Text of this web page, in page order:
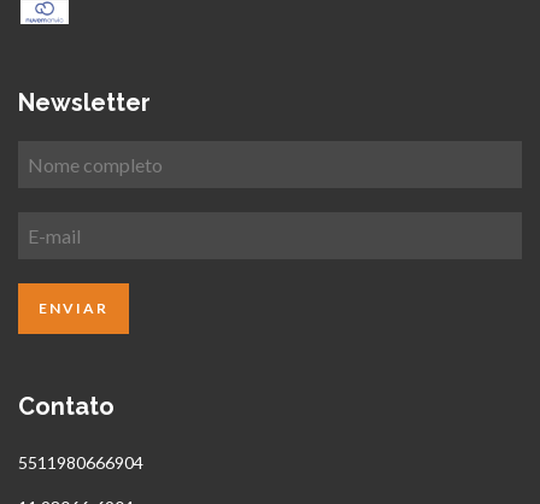
Newsletter
Contato
5511980666904